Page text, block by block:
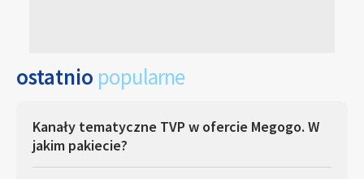
ostatnio popularne
Kanały tematyczne TVP w ofercie Megogo. W
jakim pakiecie?